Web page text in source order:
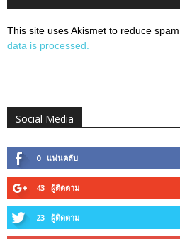
This site uses Akismet to reduce spam.
data is processed.
Social Media
0 แฟนคลับ
43 ผู้ติดตาม
23 ผู้ติดตาม